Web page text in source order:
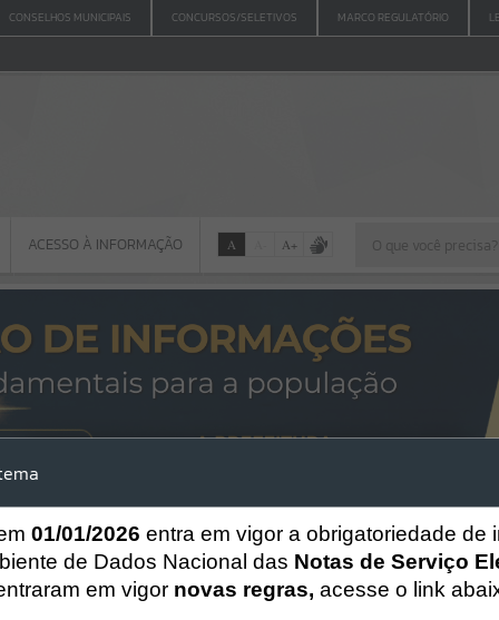
CONSELHOS MUNICIPAIS CONCURSOS/SELETIVOS MARCO REGULATÓRIO
Por favor, aguarde...
ACESSO À INFORMAÇÃO A A+
01/01/2026 entra em vigor a obrigatoriedade de
de Dados Nacional das Notas de Serviço
em vigor novas regras, acesse o link
Gerenciamento do Sistema
CÓDIGO DA MENSAGEM: EST-000040
Ocorreu um erro de script:
Uncaught SyntaxError: Unexpected token '('
https://corupa.atende.net/cidadao/pagina/static/bundle/wpo_index_
2_base_l2_portal_editores_sync_dd63a725aa1a3e42e62571aa199b67e